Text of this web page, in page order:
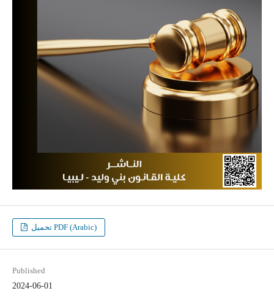
تحميل PDF (Arabic)
Published
2024-06-01